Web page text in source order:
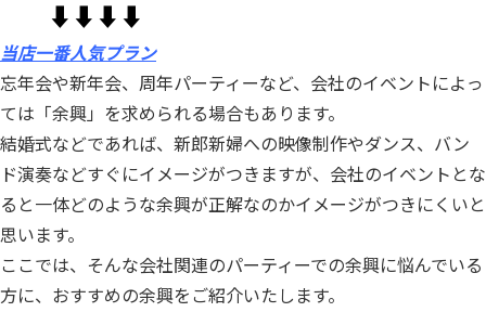
⬇︎⬇︎⬇︎⬇︎
当店一番人気プラン
忘年会や新年会、周年パーティーなど、会社のイベントによっ
ては「余興」を求められる場合もあります。
結婚式などであれば、新郎新婦への映像制作やダンス、バン
ド演奏などすぐにイメージがつきますが、会社のイベントとな
ると一体どのような余興が正解なのかイメージがつきにくいと
思います。
ここでは、そんな会社関連のパーティーでの余興に悩んでいる
方に、おすすめの余興をご紹介いたします。